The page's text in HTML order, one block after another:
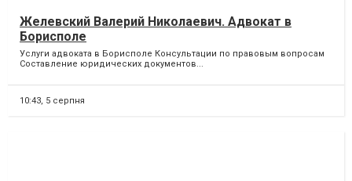
Желевский Валерий Николаевич. Адвокат в
Борисполе
Услуги адвоката в Борисполе Консультации по правовым вопросам
Составление юридических документов...
10:43, 5 серпня